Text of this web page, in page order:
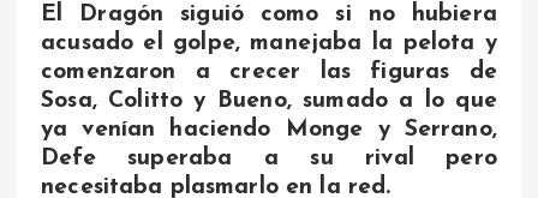
El Dragón siguió como si no hubiera
acusado el golpe, manejaba la pelota y
comenzaron a crecer las figuras de
Sosa, Colitto y Bueno, sumado a lo que
ya venían haciendo Monge y Serrano,
Defe superaba a su rival pero
necesitaba plasmarlo en la red.